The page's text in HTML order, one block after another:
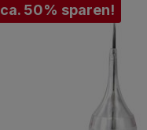
ca. 50% sparen!